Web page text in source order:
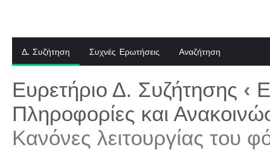
Δ. Συζήτηση Συχνές Ερωτήσεις Αναζήτηση
Ευρετήριο Δ. Συζήτησης ‹
Πληροφορίες και
Κανόνες λειτουργίας του